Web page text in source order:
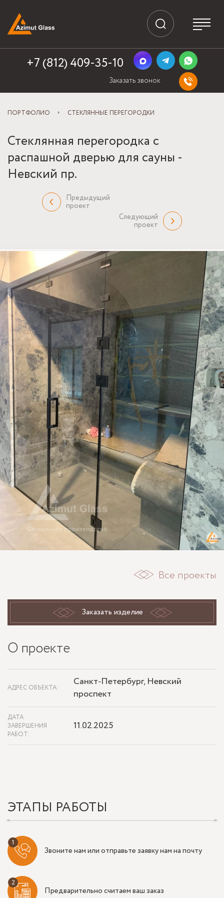
+7 (812) 409-35-10
Заказать звонок
ПОРТФОЛИО СТЕКЛЯННЫЕ ПЕРЕГОРОДКИ
Стеклянная перегородка с
распашной дверью для сауны -
Невский пр.
Предыдущий
проект
Следующий
проект
Все проекты
Заказать изделие
О проекте
АДРЕС ОБЪЕКТА:
Санкт-Петербург, Невский
проспект
ДАТА
ЗАВЕРШЕНИЯ
РАБОТ:
11.02.2025
ЭТАПЫ РАБОТЫ
Звоните нам или отправьте заявку нам на почту
Предварительно считаем ваш заказ